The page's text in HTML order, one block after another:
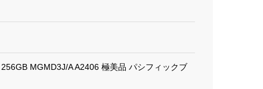
MGMD3J/A A2406 極美品 パシフィックブ